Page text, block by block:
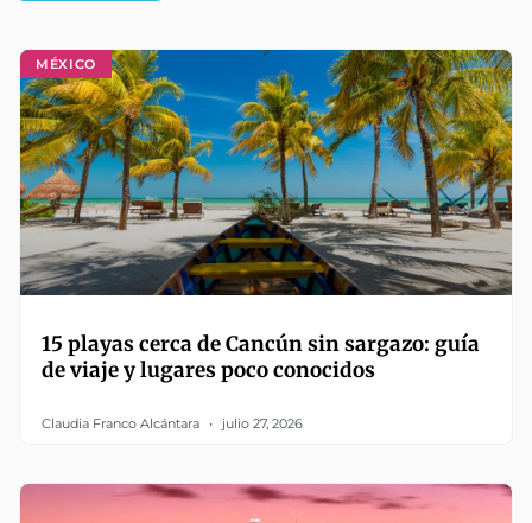
MÉXICO
15 playas cerca de Cancún sin sargazo: guía
de viaje y lugares poco conocidos
Claudia Franco Alcántara julio 27, 2026